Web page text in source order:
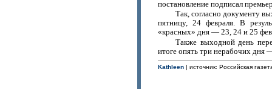
постановление подписал
Так, согласно документу
пятницу, 24 февраля. В
«красных» дня — 23, 24 и 25
Также выходной день
итоге опять три нерабочих дня
Kathleen| источник: Российская